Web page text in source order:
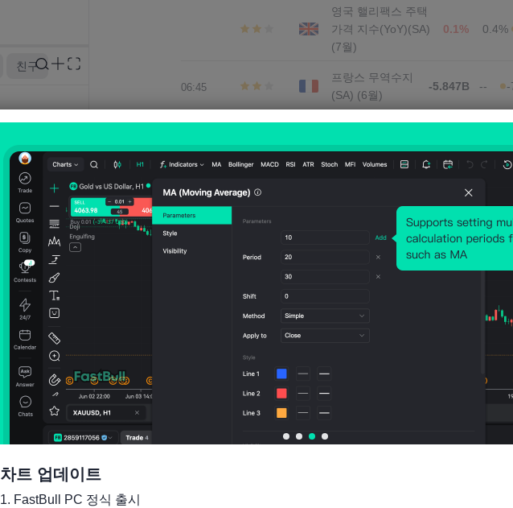
영국 핼리팩스 주택
가격 지수(YoY)(SA)
(7월)
0.1% 0.4%
06:45
프랑스 무역수지
(SA) (6월)
-5.847B -- -
프랑스 수출 (6
프랑스 수입(SA)
60.384B --
스위스 소비자 신뢰
금 (7월)
3422B
11:30 인도 은행대출(YoY) 지연 --
차트 업데이트
1. FastBull PC 정식 출시